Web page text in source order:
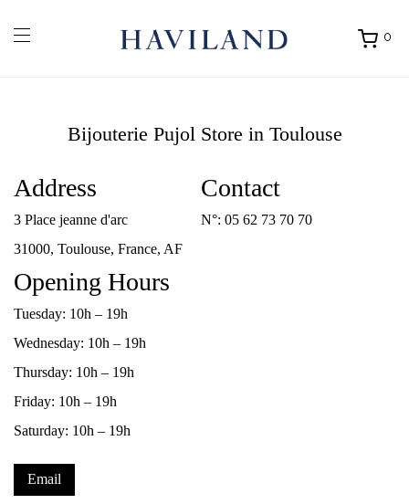
0
Ouvrir
Bijouterie Pujol Store in Toulouse
Address
3 Place jeanne d'arc
31000, Toulouse, France, AF
Contact
N°: 05 62 73 70 70
Opening Hours
Tuesday: 10h – 19h
Wednesday: 10h – 19h
Thursday: 10h – 19h
Friday: 10h – 19h
Saturday: 10h – 19h
Email